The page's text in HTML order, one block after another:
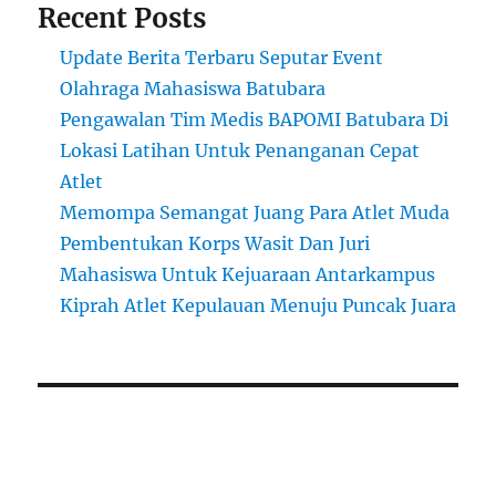
Recent Posts
Update Berita Terbaru Seputar Event
Olahraga Mahasiswa Batubara
Pengawalan Tim Medis BAPOMI Batubara Di
Lokasi Latihan Untuk Penanganan Cepat
Atlet
Memompa Semangat Juang Para Atlet Muda
Pembentukan Korps Wasit Dan Juri
Mahasiswa Untuk Kejuaraan Antarkampus
Kiprah Atlet Kepulauan Menuju Puncak Juara